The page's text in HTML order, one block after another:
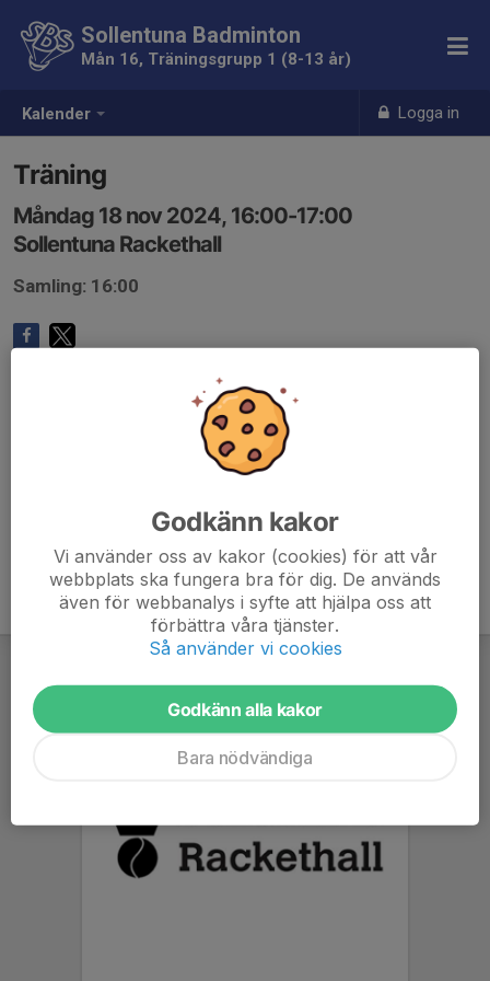
Kalender Logga in
Sollentuna Badminton
Mån 16, Träningsgrupp 1 (8-13 år)
Träning
Måndag 18 nov 2024, 16:00-17:00
Sollentuna Rackethall
Samling: 16:00
Godkänn kakor
Vi använder oss av kakor (cookies) för att vår
webbplats ska fungera bra för dig. De används
även för webbanalys i syfte att hjälpa oss att
förbättra våra tjänster.
Så använder vi cookies
Godkänn alla kakor
Bara nödvändiga